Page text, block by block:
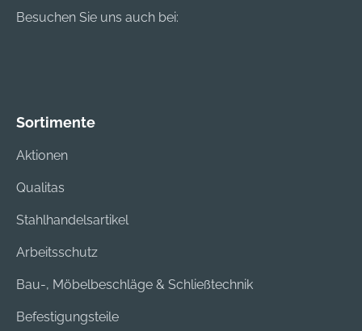
Besuchen Sie uns auch bei:
Sortimente
Aktionen
Qualitas
Stahlhandelsartikel
Arbeitsschutz
Bau-, Möbelbeschläge & Schließtechnik
Befestigungsteile